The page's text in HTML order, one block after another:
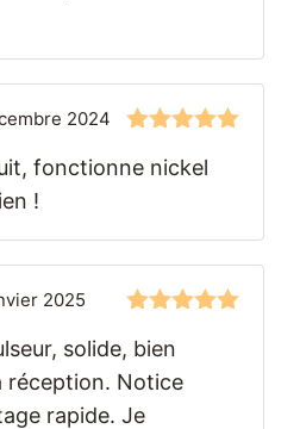
2024
fonctionne nickel
!
2025
solide, bien
réception. Notice
rapide. Je